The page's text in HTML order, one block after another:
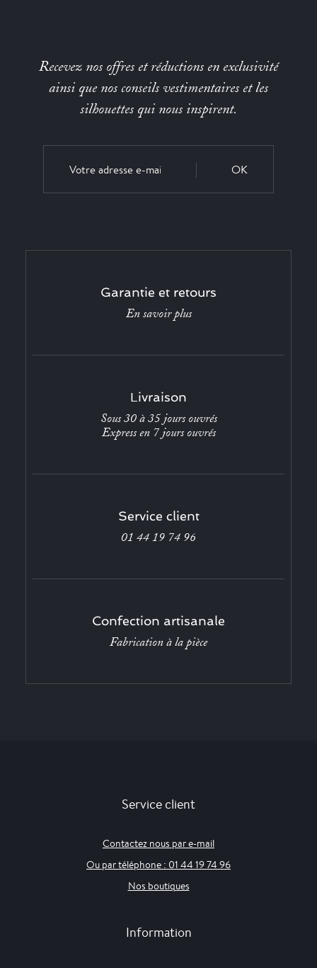
Recevez nos offres et réductions en exclusivité
ainsi que nos conseils vestimentaires et les
silhouettes qui nous inspirent.
OK
Garantie et retours
En savoir plus
Livraison
Sous 30 à 35 jours ouvrés
Express en 7 jours ouvrés
Service client
01 44 19 74 96
Confection artisanale
Fabrication à la pièce
Service client
Contactez nous par e-mail
Ou par téléphone : 01 44 19 74 96
Nos boutiques
Information